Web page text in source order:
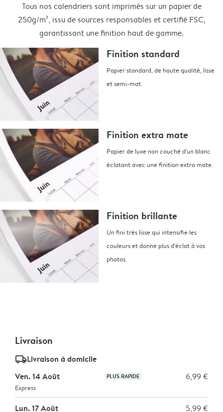
Tous nos calendriers sont imprimés sur un papier de
250g/m², issu de sources responsables et certifié FSC,
garantissant une finition haut de gamme.
Finition standard
Papier standard, de haute qualité, lisse
et semi-mat.
Finition extra mate
Papier de luxe non couché d'un blanc
éclatant avec une finition extra mate.
Finition brillante
Un fini très lisse qui intensifie les
couleurs et donne plus d'éclat à vos
photos.
Livraison
delivery_standard_v2Livraison à domicile
Ven. 14 Août
PLUS RAPIDE 6,99 €
Express
Lun. 17 Août 5,99 €